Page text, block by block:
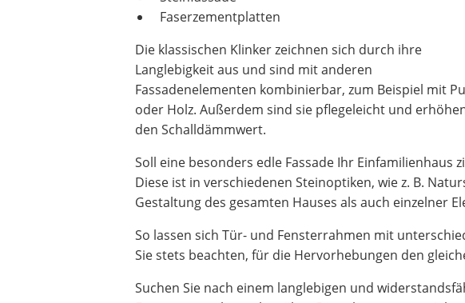
Faserzementplatten
Die klassischen Klinker zeichnen sich durch ihre
Langlebigkeit aus und sind mit anderen
Fassadenelementen kombinierbar, zum Beispiel mit
oder Holz. Außerdem sind sie pflegeleicht und
den Schalldämmwert.
Soll eine besonders edle Fassade Ihr Einfamilienhaus
Diese ist in verschiedenen Steinoptiken, wie z. B.
Gestaltung des gesamten Hauses als auch einzelner
So lassen sich Tür- und Fensterrahmen mit
Sie stets beachten, für die Hervorhebungen den
Suchen Sie nach einem langlebigen und